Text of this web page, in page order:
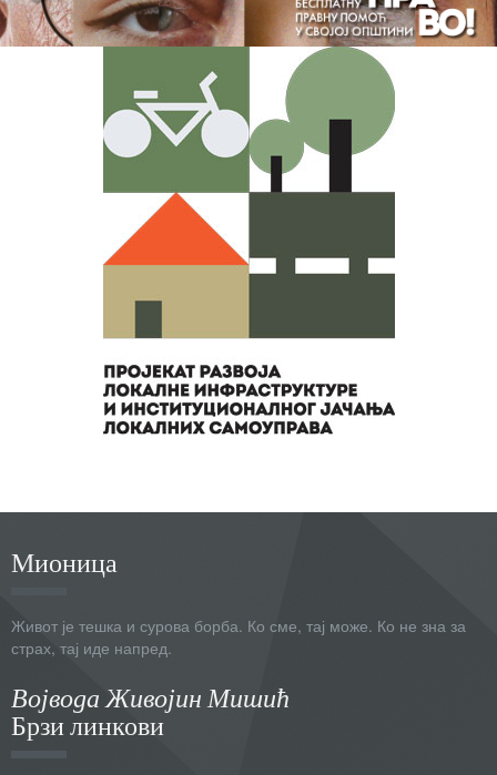
Мионица
Живот је тешка и сурова борба. Ко сме, тај може. Ко не зна за
страх, тај иде напред.
Војвода Живојин Мишић
Брзи линкови